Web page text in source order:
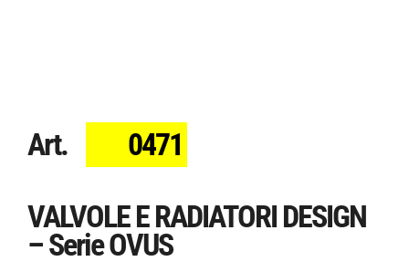
Art. 0471
VALVOLE E RADIATORI DESIGN
– Serie OVUS